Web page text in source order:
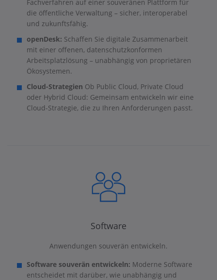
Fachverfahren auf einer souveränen Plattform für
die öffentliche Verwaltung – sicher, interoperabel
und zukunftsfähig.
openDesk: Schaffen Sie digitale Zusammenarbeit
mit einer offenen, datenschutzkonformen
Arbeitsplatzlösung – unabhängig von proprietären
Ökosystemen.
Cloud-Strategien Ob Public Cloud, Private Cloud
oder Hybrid Cloud: Gemeinsam entwickeln wir eine
Cloud-Strategie, die zu Ihren Anforderungen passt.
Software
Anwendungen souverän entwickeln.
Software souverän entwickeln: Moderne Software
entscheidet mit darüber, wie unabhängig und